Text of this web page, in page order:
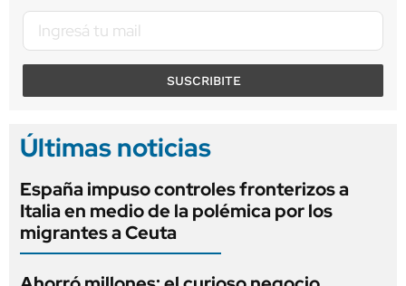
SUSCRIBITE
Últimas noticias
España impuso controles fronterizos a
Italia en medio de la polémica por los
migrantes a Ceuta